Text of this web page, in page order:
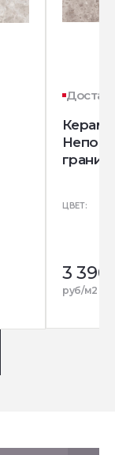
гранит)
ЦВЕТ:
3 390
руб/м2